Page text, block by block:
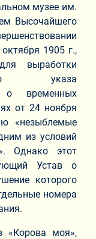
музее им.
Высочайшего
1905 г.,
выработки
указа
о временных
от 24 ноября
«незыблемые
из условий
Однако этот
Устав о
которого
номера
«Корова моя»,